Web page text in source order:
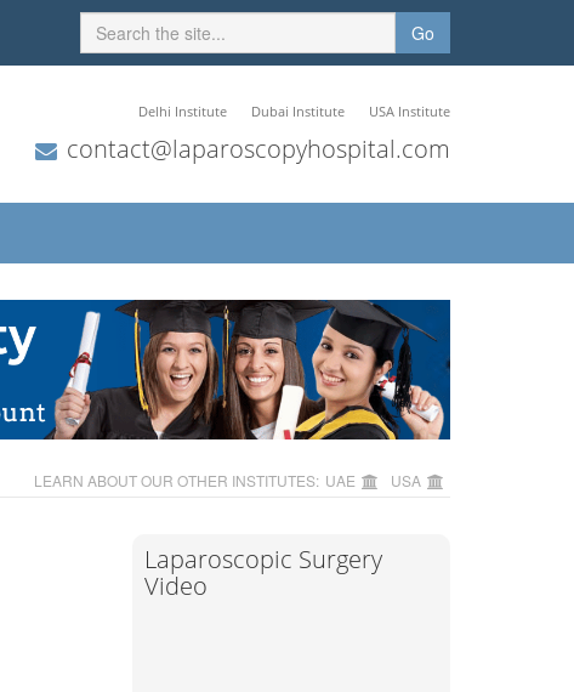
Go
Delhi Institute Dubai Institute USA Institute
contact@laparoscopyhospital.com
LEARN ABOUT OUR OTHER INSTITUTES: UAE USA
Laparoscopic Surgery
Video